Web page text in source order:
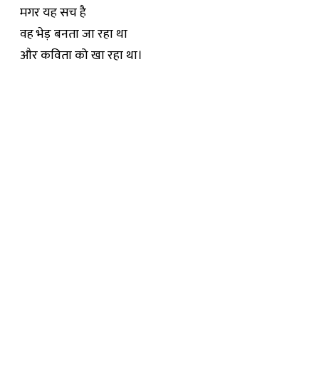
मगर यह सच है
वह भेड़ बनता जा रहा था
और कविता को खा रहा था।